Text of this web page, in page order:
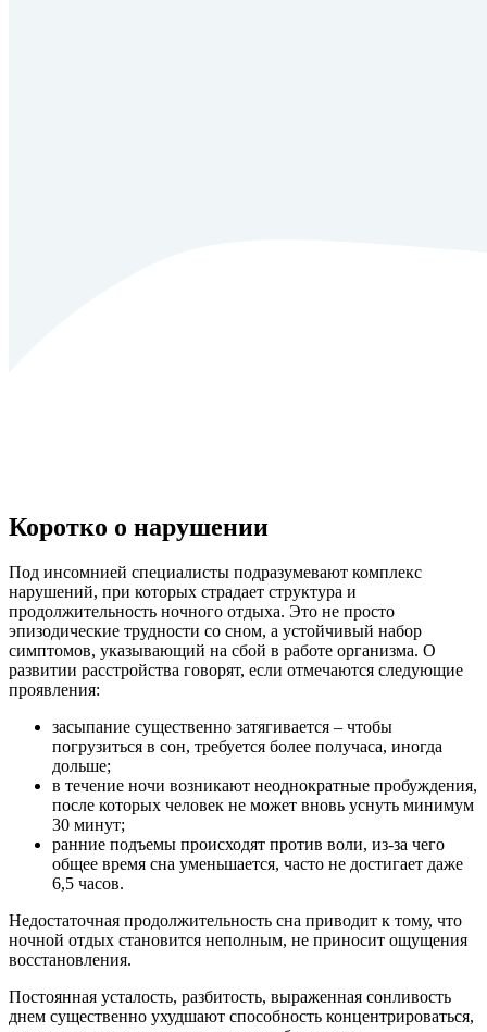
Коротко о нарушении
Под инсомнией специалисты подразумевают комплекс
нарушений, при которых страдает структура и
продолжительность ночного отдыха. Это не просто
эпизодические трудности со сном, а устойчивый набор
симптомов, указывающий на сбой в работе организма. О
развитии расстройства говорят, если отмечаются следующие
проявления:
засыпание существенно затягивается – чтобы
погрузиться в сон, требуется более получаса, иногда
дольше;
в течение ночи возникают неоднократные пробуждения,
после которых человек не может вновь уснуть минимум
30 минут;
ранние подъемы происходят против воли, из-за чего
общее время сна уменьшается, часто не достигает даже
6,5 часов.
Недостаточная продолжительность сна приводит к тому, что
ночной отдых становится неполным, не приносит ощущения
восстановления.
Постоянная усталость, разбитость, выраженная сонливость
днем существенно ухудшают способность концентрироваться,